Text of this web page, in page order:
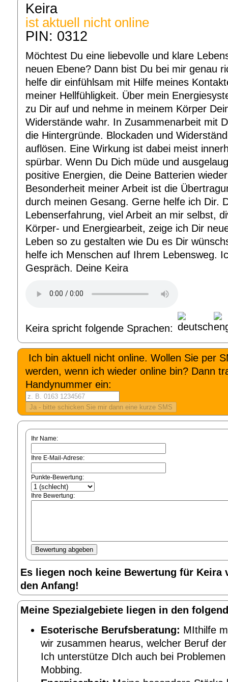
Keira
ist aktuell nicht online
PIN: 0312
Möchtest Du eine liebevolle und klare
neuen Ebene? Dann bist Du bei mir genau
helfe dir einfühlsam mit Hilfe meines
meiner Hellfühligkeit. Über mein
zu Dir auf und nehme in meinem Körper
Widerstände wahr. In Zusammenarbeit mit
die Hintergründe. Blockaden und
auflösen. Eine Wirkung ist dabei meist
spürbar. Wenn Du Dich müde und
positive Energien, die Deine Batterien
Besonderheit meiner Arbeit ist die
durch meinen Gesang. Gerne helfe ich Dir.
Lebenserfahrung, viel Arbeit an mir selbst,
Körper- und Energiearbeit, zeige ich Dir
Leben so zu gestalten wie Du es Dir
helfe ich Menschen auf Ihrem Lebensweg.
Gespräch. Deine Keira
Keira spricht folgende Sprachen:
Ich bin aktuell nicht online. Wollen Sie per
werden, wenn ich wieder online bin? Dann
Handynummer ein:
Ihr Name:
Ihre E-Mail-Adrese:
Punkte-Bewertung:
Ihre Bewertung:
Es liegen noch keine Bewertung für Keira
den Anfang!
Meine Spezialgebiete liegen in den
Esoterische Berufsberatung: MIthilfe
wir zusammen hearus, welcher Beruf
Ich unterstütze DIch auch bei
Mobbing.